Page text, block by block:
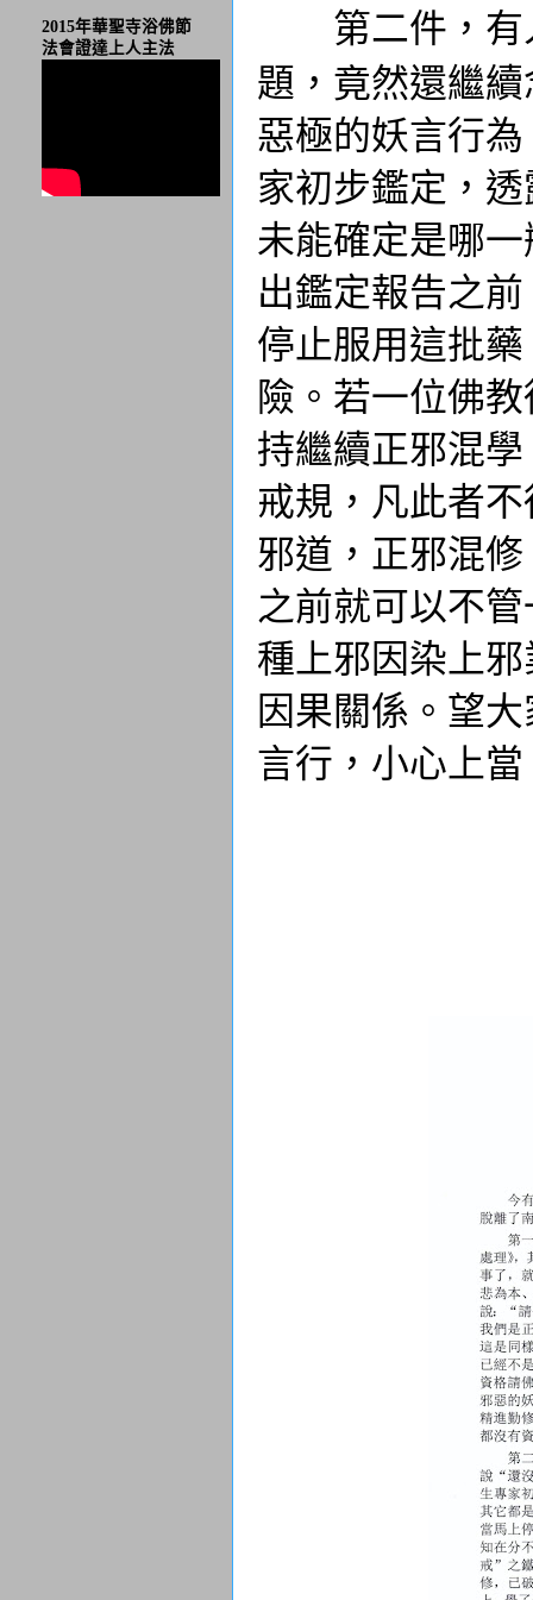
第二件，
題，竟然還繼
惡極的妖言行
家初步鑑定，
未能確定是哪
出鑑定報告之
停止服用這批
險。若一位佛
持繼續正邪混
戒規，凡此者
邪道，正邪混
之前就可以不
種上邪因染上
因果關係。望
言行，小心上
2015年華聖寺浴佛節
法會證達上人主法